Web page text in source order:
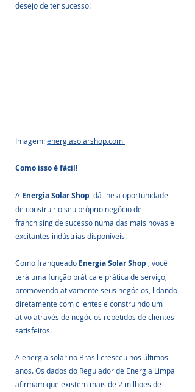
desejo de ter sucesso!
Imagem: energiasolarshop.com
Como isso é fácil!
A Energia Solar Shop dá-lhe a oportunidade
de construir o seu próprio negócio de
franchising de sucesso numa das mais novas e
excitantes indústrias disponíveis.
Como franqueado Energia Solar Shop , você
terá uma função prática e prática de serviço,
promovendo ativamente seus negócios, lidando
diretamente com clientes e construindo um
ativo através de negócios repetidos de clientes
satisfeitos.
A energia solar no Brasil cresceu nos últimos
anos. Os dados do Regulador de Energia Limpa
afirmam que existem mais de 2 milhões de